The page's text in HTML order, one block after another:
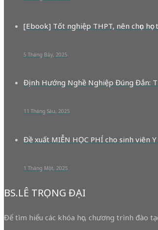
[Ebook] Tốt nghiệp THPT, nên chọn
5 Tháng Bảy, 2025
Định Hướng Nghề Nghiệp Đúng Đắn:
11 Tháng Sáu, 2025
Đề xuất MIỄN HỌC PHÍ cho sinh viên
1 Tháng Một, 2025
BS.LÊ TRỌNG ĐẠI
Để tìm hiểu các khóa học, chương trình đào